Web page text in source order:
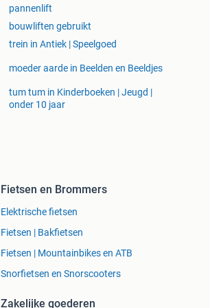
pannenlift
bouwliften gebruikt
trein in Antiek | Speelgoed
moeder aarde in Beelden en Beeldjes
tum tum in Kinderboeken | Jeugd |
onder 10 jaar
Fietsen en Brommers
Elektrische fietsen
Fietsen | Bakfietsen
Fietsen | Mountainbikes en ATB
Snorfietsen en Snorscooters
Zakelijke goederen